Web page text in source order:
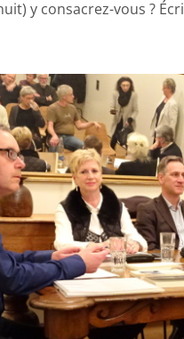
y consacrez-vous ?